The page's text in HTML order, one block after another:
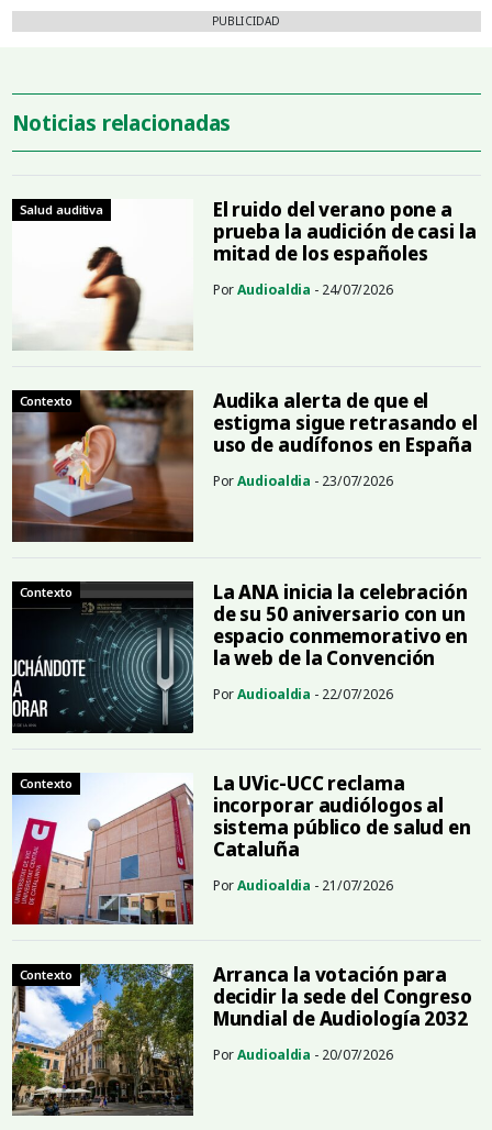
PUBLICIDAD
Noticias relacionadas
Salud auditiva
El ruido del verano pone a
prueba la audición de casi la
mitad de los españoles
PorAudioaldia - 24/07/2026
Contexto
Audika alerta de que el
estigma sigue retrasando el
uso de audífonos en España
PorAudioaldia - 23/07/2026
Contexto
La ANA inicia la celebración
de su 50 aniversario con un
espacio conmemorativo en
la web de la Convención
PorAudioaldia - 22/07/2026
Contexto
La UVic-UCC reclama
incorporar audiólogos al
sistema público de salud en
Cataluña
PorAudioaldia - 21/07/2026
Contexto
Arranca la votación para
decidir la sede del Congreso
Mundial de Audiología 2032
PorAudioaldia - 20/07/2026